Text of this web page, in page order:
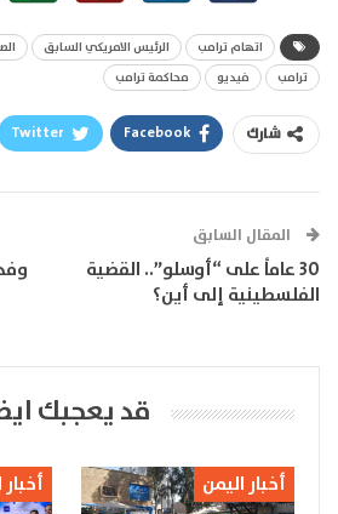
اتهام ترامب الرئيس الامريكي السابق
ترامب
فيديو محاكمة ترامب
شارك Facebook
Twitter
المقال السابق
30 عاماً على “أوسلو”.. القضية
الفلسطينية إلى أين؟
قد يعجبك
أخبار اليمن